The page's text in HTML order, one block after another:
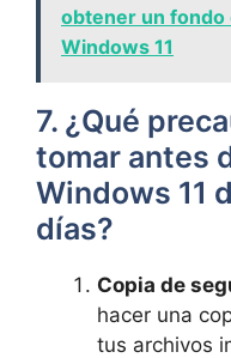
obtener un fondo
Windows 11
7. ¿Qué
tomar antes
Windows 11
días?
Copia de
hacer una
tus archivos